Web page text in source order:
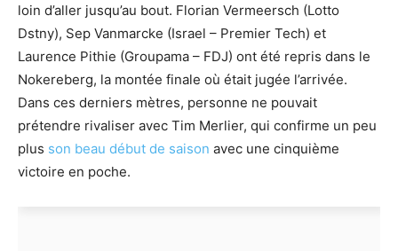
loin d’aller jusqu’au bout. Florian Vermeersch (Lotto
Dstny), Sep Vanmarcke (Israel – Premier Tech) et
Laurence Pithie (Groupama – FDJ) ont été repris dans le
Nokereberg, la montée finale où était jugée l’arrivée.
Dans ces derniers mètres, personne ne pouvait
prétendre rivaliser avec Tim Merlier, qui confirme un peu
plus son beau début de saison avec une cinquième
victoire en poche.